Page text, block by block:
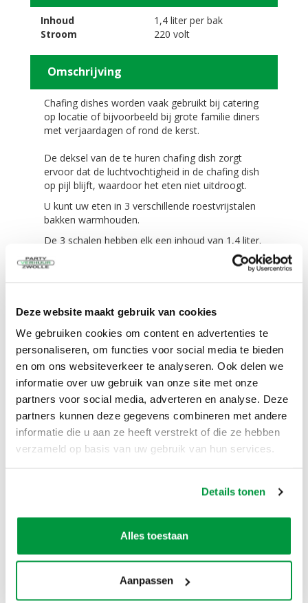
Deze website maakt gebruik van cookies
We gebruiken cookies om content en advertenties te
personaliseren, om functies voor social media te bieden
en om ons websiteverkeer te analyseren. Ook delen we
informatie over uw gebruik van onze site met onze
partners voor social media, adverteren en analyse. Deze
partners kunnen deze gegevens combineren met andere
informatie die u aan ze heeft verstrekt of die ze hebben
verzameld op basis van uw gebruik van hun services.
Details tonen
Alles toestaan
Aanpassen
Inhoud
1,4 liter per bak
Stroom
220 volt
Omschrijving
Chafing dishes worden vaak gebruikt bij catering
op locatie of bijvoorbeeld bij grote familie diners
met verjaardagen of rond de kerst.
De deksel van de te huren chafing dish zorgt
ervoor dat de luchtvochtigheid in de chafing dish
op pijl blijft, waardoor het eten niet uitdroogt.
U kunt uw eten in 3 verschillende roestvrijstalen
bakken warmhouden.
De 3 schalen hebben elk een inhoud van 1,4 liter.
(32 x 17 cm)
Eenvoudig schoon te maken
Let op:
Kan niet worden gebruikt om voedsel mee te
bereiden!
Zelf ophalen / bezorgen:
Het is mogelijk om dit product te huren en zelf op
te halen. Het is ook mogelijk om dit product te
huren en tegen een meerprijs te laten bezorgen.
Hattem, Hasselt, Dalfsen, Kampen, Wijhe,
Nieuwleusen, Dronten, Giethoorn, Wapenveld,
Heerde, Vaassen, Veessen, Epe, Oene, Balkbrug,
Dedemsvaart, Heino, Raalte, Lemelerveld,
Staphorst, Elburg, Dronten, Den Nul en nog veel
meer plaatsen.